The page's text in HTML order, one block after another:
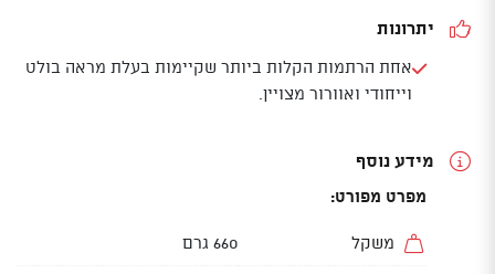
יתרונות
אחת הרתמות הקלות ביותר שקיימות בעלת מראה בולט
וייחודי ואוורור מצויין.
מידע נוסף
מפרט מפורט:
משקל 660 גרם